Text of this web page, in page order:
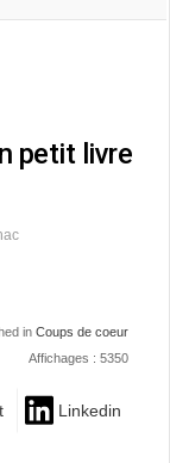
petit livre
in Coups de coeur
Affichages : 5350
Linkedin